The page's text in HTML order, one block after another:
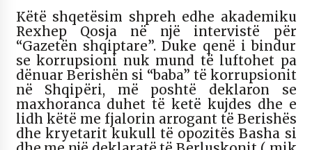
Këtë shqetësim shpreh edhe akademiku
Rexhep Qosja në një intervistë për
“Gazetën shqiptare”. Duke qenë i bindur
se korrupsioni nuk mund të luftohet pa
dënuar Berishën si “baba” të korrupsionit
në Shqipëri, më poshtë deklaron se
maxhoranca duhet të ketë kujdes dhe e
lidh këtë me fjalorin arrogant të Berishës
dhe kryetarit kukull të opozitës Basha si